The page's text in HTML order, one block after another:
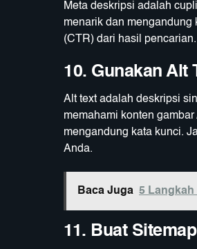
Meta deskripsi adalah
menarik dan mengandung
(CTR) dari hasil
10. Gunakan Alt
Alt text adalah deskripsi
memahami konten
mengandung kata kunci.
Anda.
Baca Juga 5 Langkah
11. Buat